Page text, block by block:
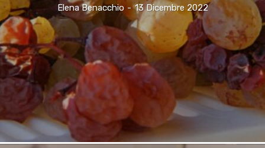
Elena Benacchio - 13 Dicembre 2022